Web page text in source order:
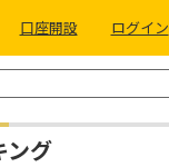
口座開設 ログイン
ング